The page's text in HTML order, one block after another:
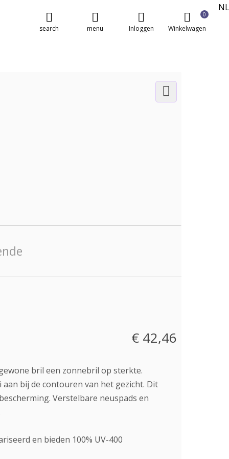
NL
0
Winkelwagen
Inloggen
menu
search
€ 42,46
bril een zonnebril op sterkte.
bij de contouren van het gezicht. Dit
Verstelbare neuspads en
en bieden 100% UV-400